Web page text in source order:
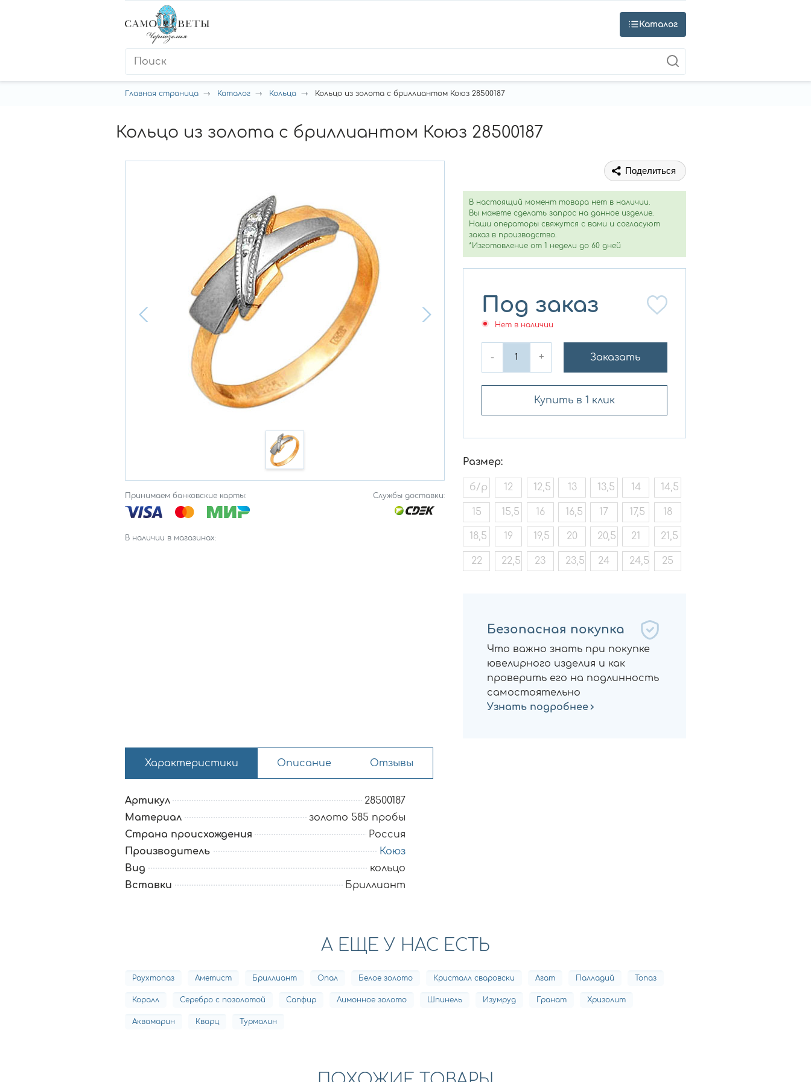
Каталог
Главная страница Каталог Кольца Кольцо из золота с бриллиантом Коюз 28500187
Кольцо из золота с бриллиантом Коюз 28500187
Принимаем банковские карты: Службы доставки:
В наличии в магазинах:
Поделиться
В настоящий момент товара нет в наличии.
Вы можете сделать запрос на данное изделие.
Наши операторы свяжутся с вами и согласуют
заказ в производство.
*Изготовление от 1 недели до 60 дней
Под заказ
Нет в наличии
- + Заказать
Купить в 1 клик
Размер:
б/р 12 12,5 13 13,5 14 14,5
15 15,5 16 16,5 17 17,5 18
18,5 19 19,5 20 20,5 21 21,5
22 22,5 23 23,5 24 24,5 25
Безопасная покупка
Что важно знать при покупке
ювелирного изделия и как
проверить его на подлинность
самостоятельно
Узнать подробнее
Характеристики Описание Отзывы
Артикул
28500187
Материал
золото 585 пробы
Страна происхождения
Россия
Производитель
Коюз
Вид
кольцо
Вставки
Бриллиант
А ЕЩЕ У НАС ЕСТЬ
Раухтопаз Аметист Бриллиант Опал Белое золото Кристалл сваровски Агат Палладий Топаз
Коралл Серебро с позолотой Сапфир Лимонное золото Шпинель Изумруд Гранат Хризолит
Аквамарин Кварц Турмалин